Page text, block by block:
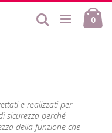
0
Cerca
e realizzati per
sicurezza perché
della funzione che